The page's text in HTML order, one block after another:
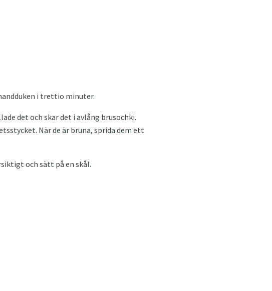
i trettio minuter.
det och skar det i avlång brusochki.
När de är bruna, sprida dem ett
och sätt på en skål.